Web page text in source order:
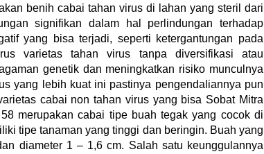
benih cabai tahan virus di lahan yang steril dari
signifikan dalam hal perlindungan terhadap
yang bisa terjadi, seperti ketergantungan pada
varietas tahan virus tanpa diversifikasi atau
genetik dan meningkatkan risiko munculnya
yang lebih kuat ini pastinya pengendaliannya pun
cabai non tahan virus yang bisa Sobat Mitra
merupakan cabai tipe buah tegak yang cocok di
tipe tanaman yang tinggi dan beringin. Buah yang
diameter 1 – 1,6 cm. Salah satu keunggulannya